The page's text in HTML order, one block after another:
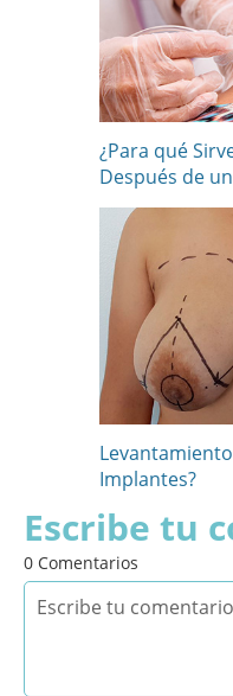
¿Para qué
Después de
Implantes?
Escribe tu
0 Comentarios